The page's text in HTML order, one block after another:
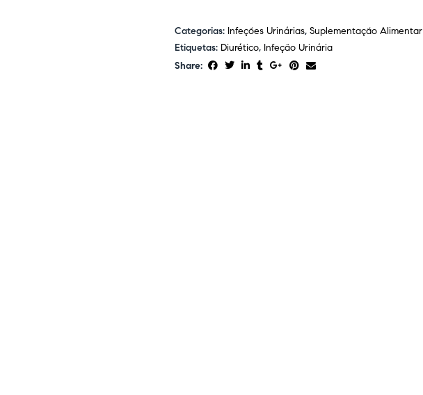
Categorias: Infeções Urinárias, Suplementação Alimentar
Etiquetas: Diurético, Infeção Urinária
Share: